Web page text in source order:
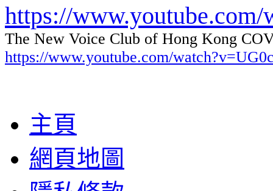
https://
The New Voice Club of Hong Kong
https://www.youtube.com/
主頁
網頁地圖